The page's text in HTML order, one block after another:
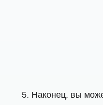
Наконец, вы